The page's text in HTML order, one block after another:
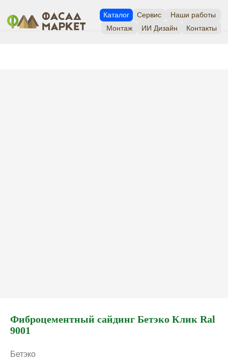
Сервис Наши работы
Монтаж ИИ Дизайн Контакты
Фиброцементный сайдинг Бетэко Клик Ral
9001
Бетэко